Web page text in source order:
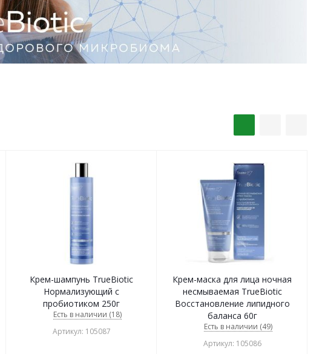
Крем-шампунь TrueBiotic
Нормализующий с
пробиотиком 250г
Есть в наличии (18)
Артикул: 105087
Крем-маска для лица ночная
несмываемая TrueBiotic
Восстановление липидного
баланса 60г
Есть в наличии (49)
Артикул: 105086